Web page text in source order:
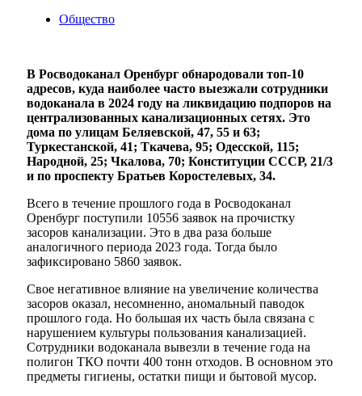
Общество
В Росводоканал Оренбург обнародовали топ-10
адресов, куда наиболее часто выезжали сотрудники
водоканала в 2024 году на ликвидацию подпоров на
централизованных канализационных сетях. Это
дома по улицам Беляевской, 47, 55 и 63;
Туркестанской, 41; Ткачева, 95; Одесской, 115;
Народной, 25; Чкалова, 70; Конституции СССР, 21/3
и по проспекту Братьев Коростелевых, 34.
Всего в течение прошлого года в Росводоканал
Оренбург поступили 10556 заявок на прочистку
засоров канализации. Это в два раза больше
аналогичного периода 2023 года. Тогда было
зафиксировано 5860 заявок.
Свое негативное влияние на увеличение количества
засоров оказал, несомненно, аномальный паводок
прошлого года. Но большая их часть была связана с
нарушением культуры пользования канализацией.
Сотрудники водоканала вывезли в течение года на
полигон ТКО почти 400 тонн отходов. В основном это
предметы гигиены, остатки пищи и бытовой мусор.